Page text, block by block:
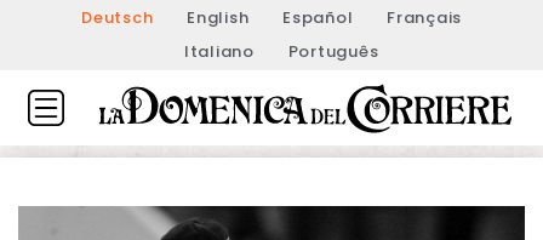
Deutsch English Español
Français
Italiano
Português